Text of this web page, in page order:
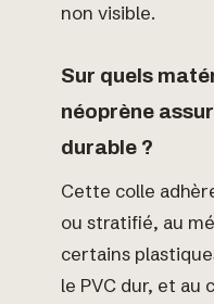
non visible.
Sur quels
néoprène
durable ?
Cette colle
ou stratifié, au
certains
le PVC dur, et au